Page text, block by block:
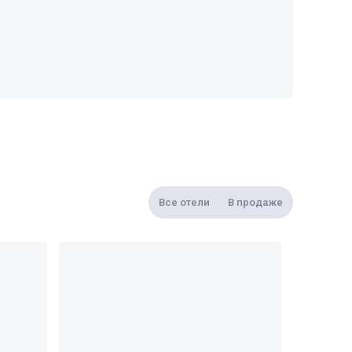
Все отели В продаже